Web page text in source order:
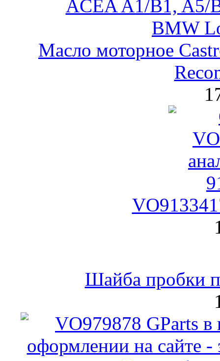
Масло моторное
Шайба пробки